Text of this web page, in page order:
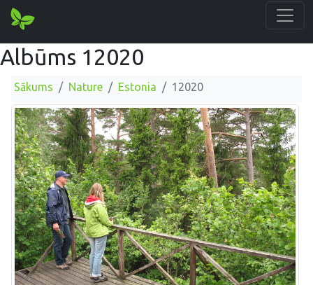
Albūms 12020
Sākums Nature Estonia 12020